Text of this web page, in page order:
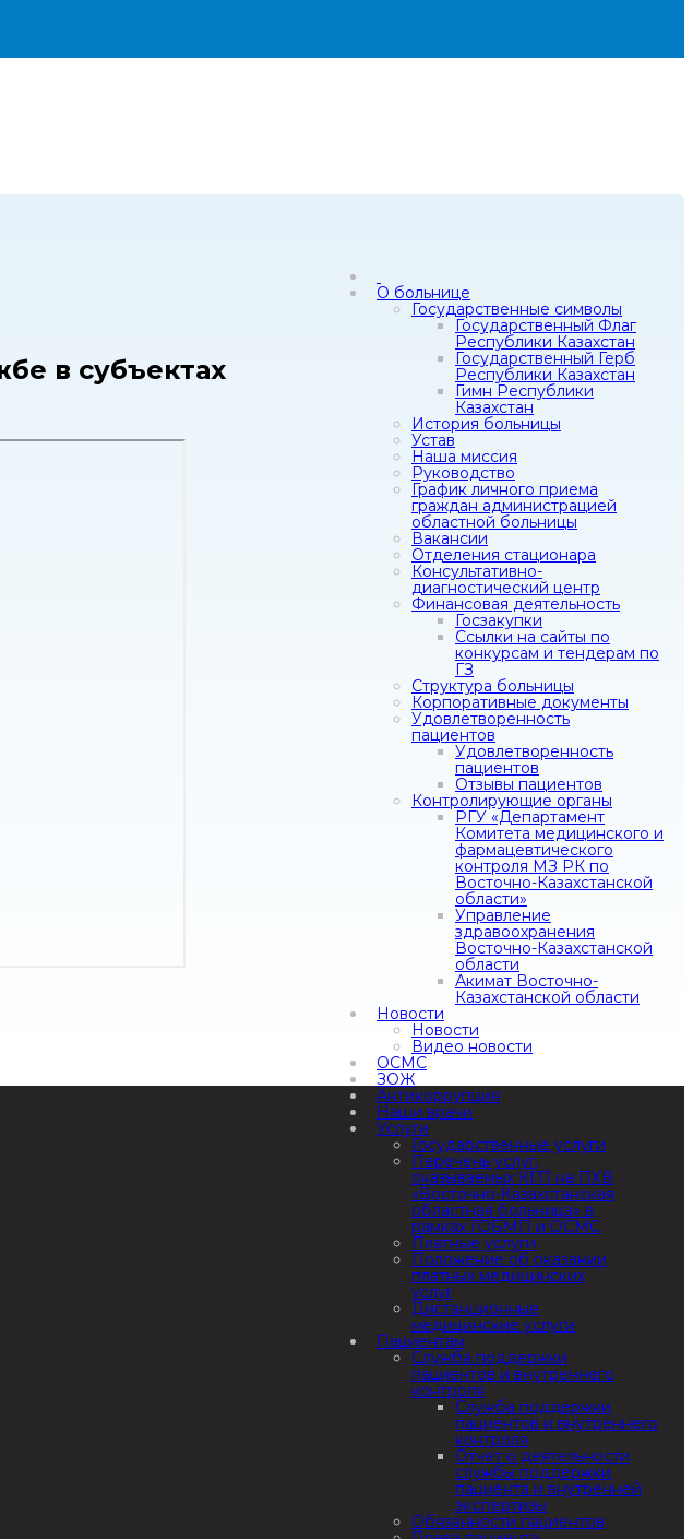
О больнице
Государственные символы
Государственный Флаг
Республики Казахстан
Государственный Герб
Республики Казахстан
Гимн Республики
Казахстан
История больницы
Устав
Наша миссия
Руководство
График личного приема
граждан администрацией
областной больницы
Вакансии
Отделения стационара
Консультативно-
диагностический центр
Финансовая деятельность
Госзакупки
Ссылки на сайты по
конкурсам и тендерам по
ГЗ
Структура больницы
Корпоративные документы
Удовлетворенность
пациентов
Удовлетворенность
пациентов
Отзывы пациентов
Контролирующие органы
РГУ «Департамент
Комитета медицинского и
фармацевтического
контроля МЗ РК по
Восточно-Казахстанской
области»
Управление
здравоохранения
Восточно-Казахстанской
области
Акимат Восточно-
Казахстанской области
Новости
Новости
Видео новости
ОСМС
ЗОЖ
Антикоррупция
Наши врачи
Услуги
Государственные услуги
Перечень услуг,
оказываемых КГП на ПХВ
«Восточно-Казахстанская
областная больница» в
рамках ГОБМП и ОСМС
Платные услуги
Положение об оказании
платных медицинских
услуг
Дистанционные
медицинские услуги
Пациентам
Служба поддержки
пациентов и внутреннего
контроля
Служба поддержки
пациентов и внутреннего
контроля
Отчет о деятельности
службы поддержки
пациента и внутренней
экспертизы
Обязанности пациентов
в субъектах